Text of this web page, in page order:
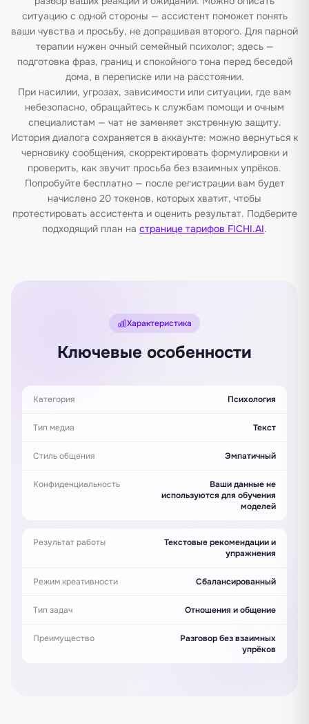
ситуацию с одной стороны — ассистент поможет понять
ваши чувства и просьбу, не допрашивая второго. Для парной
терапии нужен очный семейный психолог; здесь —
подготовка фраз, границ и спокойного тона перед беседой
дома, в переписке или на расстоянии.
При насилии, угрозах, зависимости или ситуации, где вам
небезопасно, обращайтесь к службам помощи и очным
специалистам — чат не заменяет экстренную защиту.
История диалога сохраняется в аккаунте: можно вернуться к
черновику сообщения, скорректировать формулировки и
проверить, как звучит просьба без взаимных упрёков.
Попробуйте бесплатно — после регистрации вам будет
начислено 20 токенов, которых хватит, чтобы
протестировать ассистента и оценить результат. Подберите
подходящий план на странице тарифов FICHI.AI.
Характеристика
Ключевые особенности
Категория Психология
Тип медиа Текст
Стиль общения Эмпатичный
Конфиденциальность
Ваши данные не
используются для обучения
моделей
Результат работы
Текстовые рекомендации и
упражнения
Режим креативности Сбалансированный
Тип задач Отношения и общение
Преимущество
Разговор без взаимных
упрёков